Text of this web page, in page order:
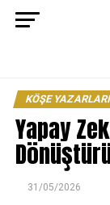
KÖŞE YAZARLARI
Yapay
31/05/2026